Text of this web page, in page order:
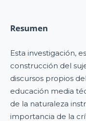
Resumen
Esta investigación,
construcción del
discursos propios
educación media
de la naturaleza
importancia de la